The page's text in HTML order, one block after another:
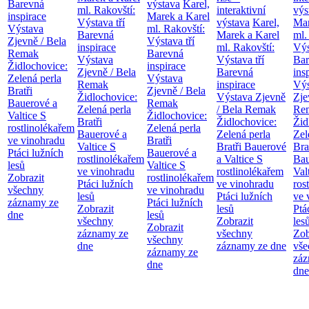
Barevná
inspirace
Výstava
Zjevně / Bela
Remak
Židlochovice:
Zelená perla
Bratři
Bauerové a
Valtice S
rostlinolékařem
ve vinohradu
Ptáci lužních
lesů
Zobrazit
všechny
záznamy ze
dne
ml. Rakovští:
Výstava tří
Barevná
inspirace
Výstava
Zjevně / Bela
Remak
Židlochovice:
Zelená perla
Bratři
Bauerové a
Valtice S
rostlinolékařem
ve vinohradu
Ptáci lužních
lesů
Zobrazit
všechny
záznamy ze
dne
výstava Karel,
Marek a Karel
ml. Rakovští:
Výstava tří
Barevná
inspirace
Výstava
Zjevně / Bela
Remak
Židlochovice:
Zelená perla
Bratři
Bauerové a
Valtice S
rostlinolékařem
ve vinohradu
Ptáci lužních
lesů
Zobrazit
všechny
záznamy ze
dne
interaktivní
výstava Karel,
Marek a Karel
ml. Rakovští:
Výstava tří
Barevná
inspirace
Výstava Zjevně
/ Bela Remak
Židlochovice:
Zelená perla
Bratři Bauerové
a Valtice S
rostlinolékařem
ve vinohradu
Ptáci lužních
lesů
Zobrazit
všechny
záznamy ze dne
ml.
ve
dne